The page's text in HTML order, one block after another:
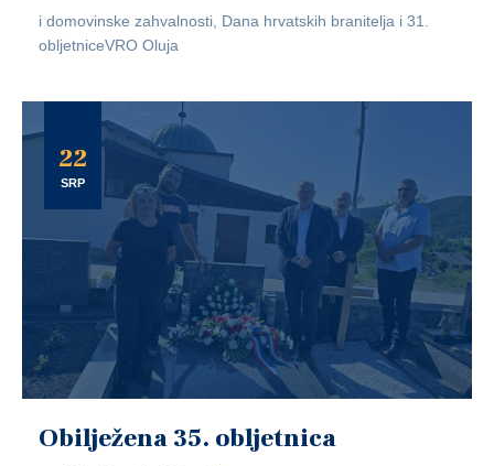
i domovinske zahvalnosti, Dana hrvatskih branitelja i 31.
obljetniceVRO Oluja
22
SRP
Obilježena 35. obljetnica